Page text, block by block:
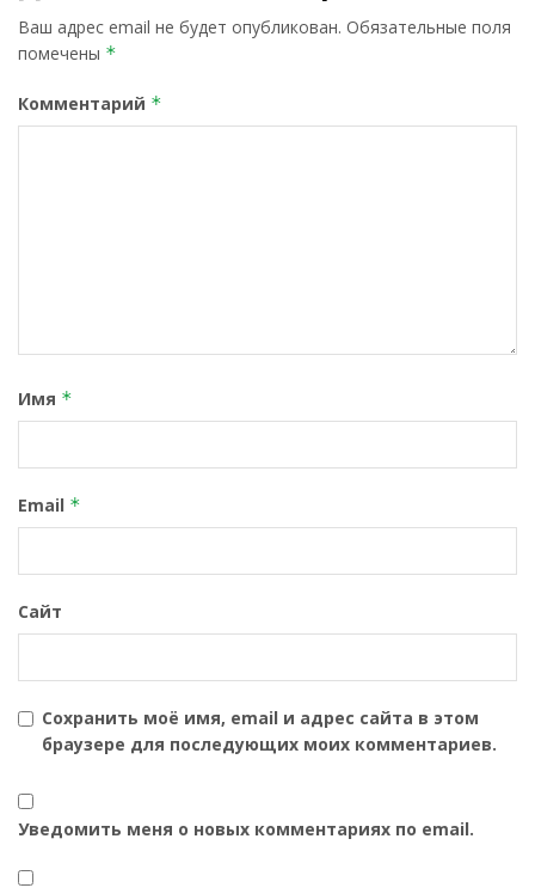
Ваш адрес email не будет опубликован. Обязательные поля
помечены *
Комментарий *
Имя *
Email *
Сайт
Сохранить моё имя, email и адрес сайта в этом
браузере для последующих моих комментариев.
Уведомить меня о новых комментариях по email.